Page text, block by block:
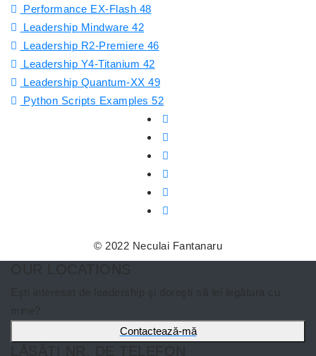
Performance EX-Flash 48
Leadership Mindware 42
Leadership R2-Premiere 46
Leadership Y4-Titanium 42
Leadership Quantum-XX 49
Python Scripts Examples 52
© 2022 Neculai Fantanaru
Contactează-mă